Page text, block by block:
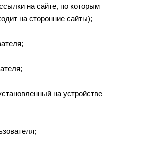
на сайте, по которым
на сторонние сайты);
на устройстве